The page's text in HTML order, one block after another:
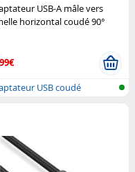
USB-A mâle vers
horizontal coudé 90°
USB coudé